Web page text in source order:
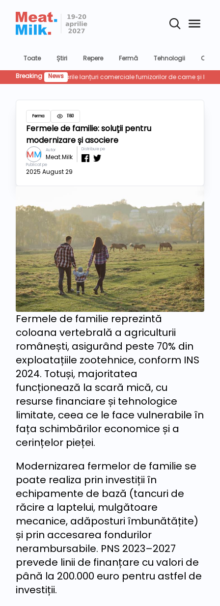
Toate Știri Repere Fermă Tehnologii
Breaking News
Ferma 1160
Fermele de familie: soluții pentru
modernizare și asociere
Autor
Meat.Milk
Distribuie pe
Publicat pe
2025 August 29
Fermele de familie reprezintă
coloana vertebrală a agriculturii
românești, asigurând peste 70% din
exploatațiile zootehnice, conform INS
2024. Totuși, majoritatea
funcționează la scară mică, cu
resurse financiare și tehnologice
limitate, ceea ce le face vulnerabile în
fața schimbărilor economice și a
cerințelor pieței.
Modernizarea fermelor de familie se
poate realiza prin investiții în
echipamente de bază (tancuri de
răcire a laptelui, mulgătoare
mecanice, adăposturi îmbunătățite)
și prin accesarea fondurilor
nerambursabile. PNS 2023–2027
prevede linii de finanțare cu valori de
până la 200.000 euro pentru astfel de
investiții.